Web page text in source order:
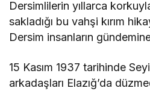
Dersimlilerin yıllarca
sakladığı bu vahşi kırım
Dersim insanların
15 Kasım 1937 tarihinde
arkadaşları Elazığ’da